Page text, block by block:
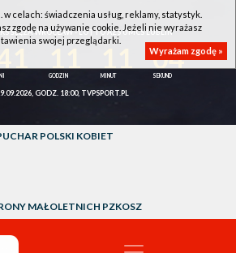
ŚLĘZA WROCŁAW - LOTTO AZS UMCS LUBLIN
03
GODZ. 18:00, TVPSPORT.PL
POLSKI KOBIET
MAŁOLETNICH PZKOSZ
w celach: świadczenia usług, reklamy, statystyk.
zgodę na używanie cookie. Jeżeli nie wyrażasz
swojej przeglądarki.
Wyrażam zgodę »